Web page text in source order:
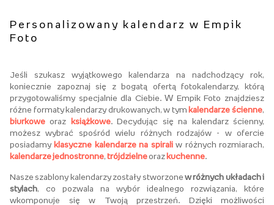
Personalizowany kalendarz w Empik
Foto
Jeśli szukasz wyjątkowego kalendarza na nadchodzący rok,
koniecznie zapoznaj się z bogatą ofertą fotokalendarzy, którą
przygotowaliśmy specjalnie dla Ciebie. W Empik Foto znajdziesz
różne formaty kalendarzy drukowanych, w tym kalendarze ścienne,
biurkowe oraz książkowe. Decydując się na kalendarz ścienny,
możesz wybrać spośród wielu różnych rodzajów - w ofercie
posiadamy klasyczne kalendarze na spiraliw różnych rozmiarach,
kalendarze jednostronne, trójdzielneoraz kuchenne.
Nasze szablony kalendarzy zostały stworzone w różnych układach i
stylach , co pozwala na wybór idealnego rozwiązania, które
wkomponuje się w Twoją przestrzeń. Dzięki możliwości